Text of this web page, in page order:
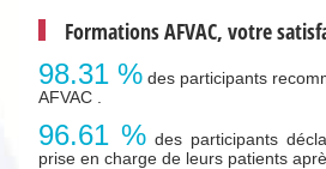
Formations AFVAC, votre
98.31 % des participants
AFVAC .
96.61 % des participants
prise en charge de leurs patients